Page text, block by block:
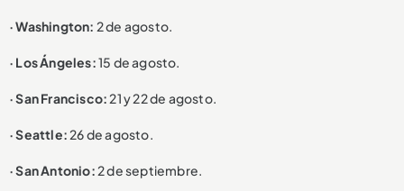
· Washington: 2 de agosto.
· Los Ángeles:15 de agosto.
· San Francisco: 21 y 22 de agosto.
· Seattle: 26 de agosto.
· San Antonio: 2 de septiembre.